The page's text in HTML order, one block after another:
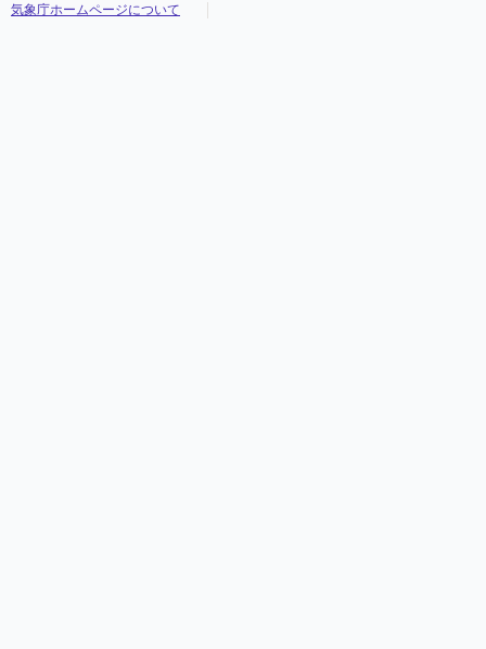
気象庁ホームページについて